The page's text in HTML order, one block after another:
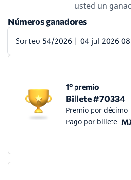
usted un
Números ganadores
Sorteo 54/2026 | 04 jul 2026
1º premio
Billete #70334
Premio por décimo
Pago por billete